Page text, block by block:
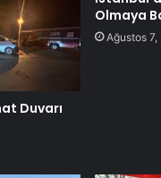
Duvarı
Olmaya
Ağustos 7,